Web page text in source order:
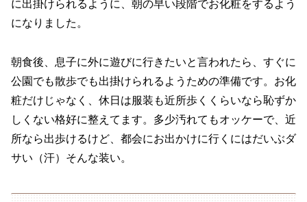
に出掛けられるように、朝の早い段階でお化粧をするよう
になりました。
朝食後、息子に外に遊びに行きたいと言われたら、すぐに
公園でも散歩でも出掛けられるようための準備です。お化
粧だけじゃなく、休日は服装も近所歩くくらいなら恥ずか
しくない格好に整えてます。多少汚れてもオッケーで、近
所なら出歩けるけど、都会にお出かけに行くにはだいぶダ
サい（汗）そんな装い。